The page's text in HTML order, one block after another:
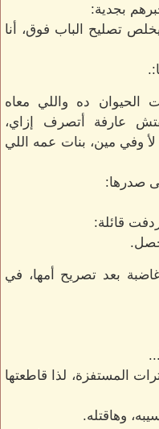
بجدية:
تصليح الباب فوق، أنا
الحيوان ده واللي معاه
عارفة أتصرف إزاي،
وفي مين، بنات عمه اللي
صدرها:
قائلة:
حصل.
بعد تصريح أمها، في
المستفزة، لذا قاطعتها
وهاقتله.